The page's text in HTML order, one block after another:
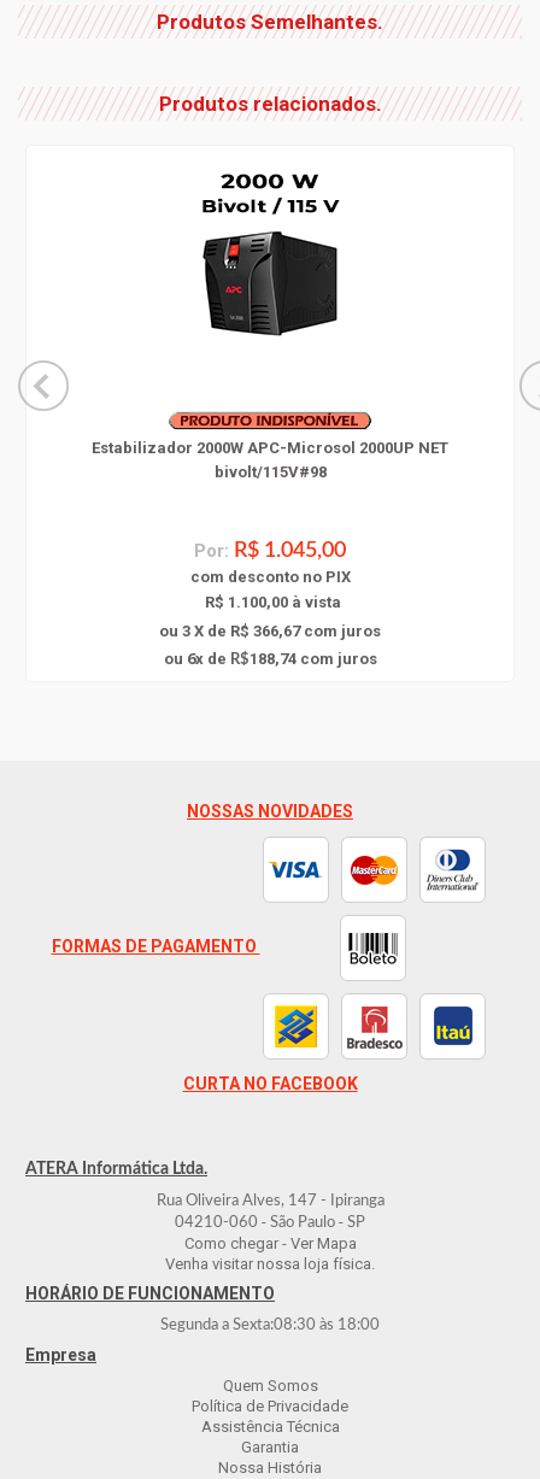
Produtos Semelhantes.
Produtos relacionados.
Estabilizador 2000W APC-Microsol 2000UP NET
bivolt/115V#98
Por: R$ 1.045,00
com desconto no PIX
R$ 1.100,00 à vista
ou 3 X de R$ 366,67com juros
ou 6x de R$188,74com juros
NOSSAS NOVIDADES
FORMAS DE PAGAMENTO
CURTA NO FACEBOOK
ATERA Informática Ltda.
Rua Oliveira Alves, 147 - Ipiranga
04210-060 - São Paulo - SP
Como chegar - Ver Mapa
Venha visitar nossa loja física.
HORÁRIO DE FUNCIONAMENTO
Segunda a Sexta:08:30 às 18:00
Empresa
Quem Somos
Política de Privacidade
Assistência Técnica
Garantia
Nossa História